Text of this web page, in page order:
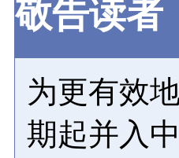
敬告读者
为更有效
期起并入